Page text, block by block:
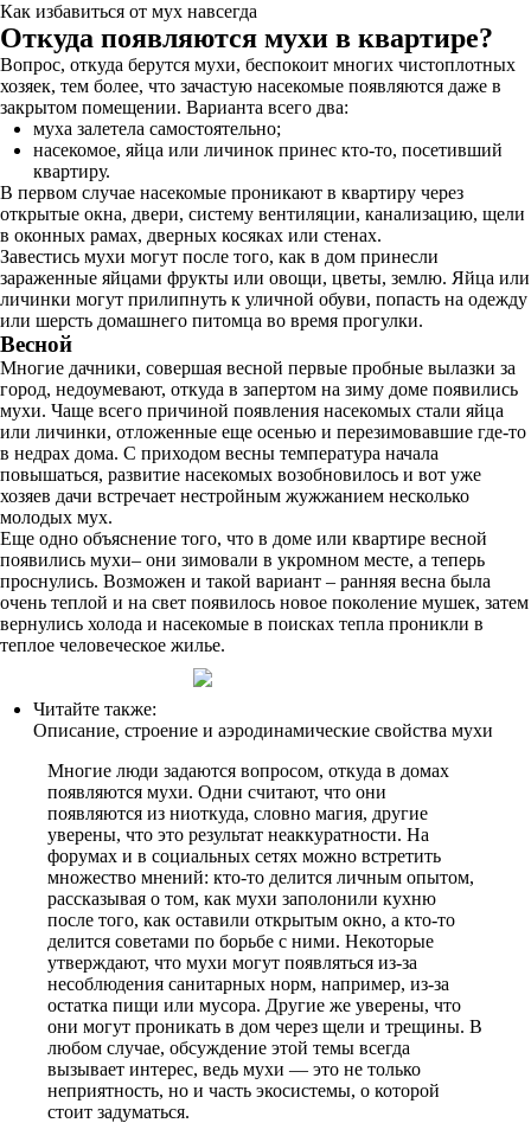
Как избавиться от мух навсегда
Откуда появляются мухи в квартире?
Вопрос, откуда берутся мухи, беспокоит многих чистоплотных
хозяек, тем более, что зачастую насекомые появляются даже в
закрытом помещении. Варианта всего два:
муха залетела самостоятельно;
насекомое, яйца или личинок принес кто-то, посетивший
квартиру.
В первом случае насекомые проникают в квартиру через
открытые окна, двери, систему вентиляции, канализацию, щели
в оконных рамах, дверных косяках или стенах.
Завестись мухи могут после того, как в дом принесли
зараженные яйцами фрукты или овощи, цветы, землю. Яйца или
личинки могут прилипнуть к уличной обуви, попасть на одежду
или шерсть домашнего питомца во время прогулки.
Весной
Многие дачники, совершая весной первые пробные вылазки за
город, недоумевают, откуда в запертом на зиму доме появились
мухи. Чаще всего причиной появления насекомых стали яйца
или личинки, отложенные еще осенью и перезимовавшие где-то
в недрах дома. С приходом весны температура начала
повышаться, развитие насекомых возобновилось и вот уже
хозяев дачи встречает нестройным жужжанием несколько
молодых мух.
Еще одно объяснение того, что в доме или квартире весной
появились мухи– они зимовали в укромном месте, а теперь
проснулись. Возможен и такой вариант – ранняя весна была
очень теплой и на свет появилось новое поколение мушек, затем
вернулись холода и насекомые в поисках тепла проникли в
теплое человеческое жилье.
Читайте также:
Описание, строение и аэродинамические свойства мухи
Многие люди задаются вопросом, откуда в домах
появляются мухи. Одни считают, что они
появляются из ниоткуда, словно магия, другие
уверены, что это результат неаккуратности. На
форумах и в социальных сетях можно встретить
множество мнений: кто-то делится личным опытом,
рассказывая о том, как мухи заполонили кухню
после того, как оставили открытым окно, а кто-то
делится советами по борьбе с ними. Некоторые
утверждают, что мухи могут появляться из-за
несоблюдения санитарных норм, например, из-за
остатка пищи или мусора. Другие же уверены, что
они могут проникать в дом через щели и трещины. В
любом случае, обсуждение этой темы всегда
вызывает интерес, ведь мухи — это не только
неприятность, но и часть экосистемы, о которой
стоит задуматься.